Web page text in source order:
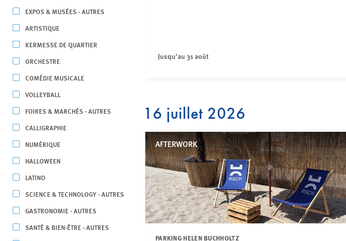
EXPOS & MUSÉES - AUTRES
ARTISTIQUE
KERMESSE DE QUARTIER
ORCHESTRE
COMÉDIE MUSICALE
VOLLEYBALL
FOIRES & MARCHÉS - AUTRES
CALLIGRAPHIE
NUMÉRIQUE
HALLOWEEN
LATINO
SCIENCE & TECHNOLOGY - AUTRES
GASTRONOMIE - AUTRES
SANTÉ & BIEN-ÊTRE - AUTRES
Jusqu'au 31 août
16 juillet 2026
AFTERWORK
PARKING HELEN BUCHHOLTZ